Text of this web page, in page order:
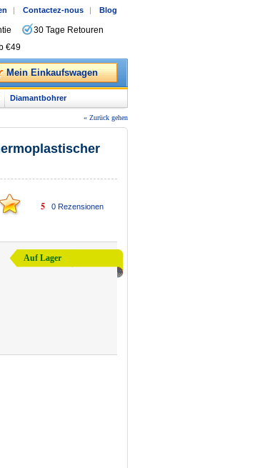
| Contactez-nous | Blog
30 Tage Retouren
€49
Mein Einkaufswagen
Diamantbohrer
« Zurück gehen
5 0Rezensionen
Auf Lager